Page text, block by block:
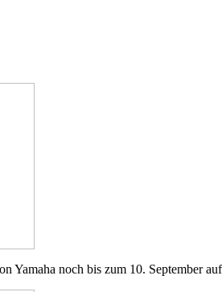
Yamaha noch bis zum 10. September